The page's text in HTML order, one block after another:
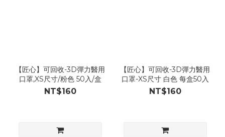
【匠心】可回收-3D彈力醫用
口罩,XS尺寸/粉色 50入/盒
NT$160
【匠心】可回收-3D彈力醫用
口罩-XS尺寸 白色 每盒50入
NT$160